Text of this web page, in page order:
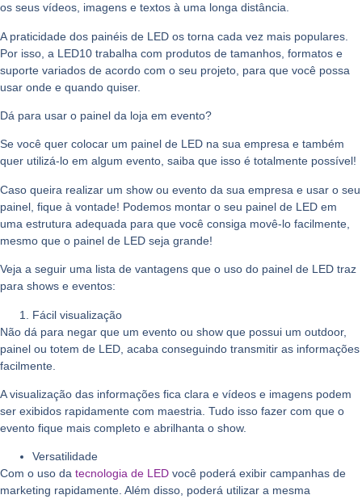
os seus vídeos, imagens e textos à uma longa distância.
A praticidade dos painéis de LED os torna cada vez mais populares.
Por isso, a LED10 trabalha com produtos de tamanhos, formatos e
suporte variados de acordo com o seu projeto, para que você possa
usar onde e quando quiser.
Dá para usar o painel da loja em evento?
Se você quer colocar um painel de LED na sua empresa e também
quer utilizá-lo em algum evento, saiba que isso é totalmente possível!
Caso queira realizar um show ou evento da sua empresa e usar o seu
painel, fique à vontade! Podemos montar o seu painel de LED em
uma estrutura adequada para que você consiga movê-lo facilmente,
mesmo que o painel de LED seja grande!
Veja a seguir uma lista de vantagens que o uso do painel de LED traz
para shows e eventos:
Fácil visualização
Não dá para negar que um evento ou show que possui um outdoor,
painel ou totem de LED, acaba conseguindo transmitir as informações
facilmente.
A visualização das informações fica clara e vídeos e imagens podem
ser exibidos rapidamente com maestria. Tudo isso fazer com que o
evento fique mais completo e abrilhanta o show.
Versatilidade
Com o uso da tecnologia de LED você poderá exibir campanhas de
marketing rapidamente. Além disso, poderá utilizar a mesma